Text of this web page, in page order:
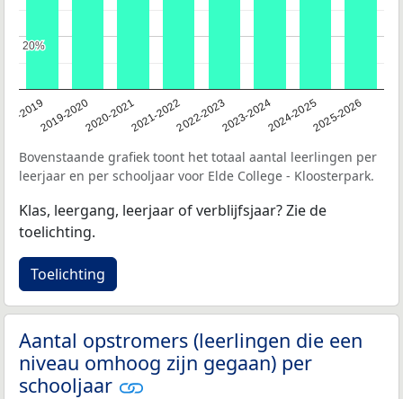
20192019-20202020-20212021-20222022-20232023-20242024-20252025-2026
20%
20%
Bovenstaande grafiek toont het totaal aantal leerlingen per
leerjaar en per schooljaar voor Elde College - Kloosterpark.
Klas, leergang, leerjaar of verblijfsjaar? Zie de
toelichting.
Toelichting
Aantal opstromers (leerlingen die een
niveau omhoog zijn gegaan) per
schooljaar